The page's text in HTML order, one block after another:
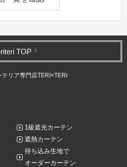
TOP
リア専門店TERI×TERI
1級遮光カーテン
遮熱カーテン
持ち込み生地で
オーダーカーテン